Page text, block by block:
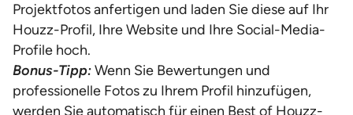
Projektfotos anfertigen und laden Sie diese auf Ihr
Houzz-Profil, Ihre Website und Ihre Social-Media-
Profile hoch.
Bonus-Tipp:Wenn Sie Bewertungen und
professionelle Fotos zu Ihrem Profil hinzufügen,
werden Sie automatisch für einen Best of Houzz-